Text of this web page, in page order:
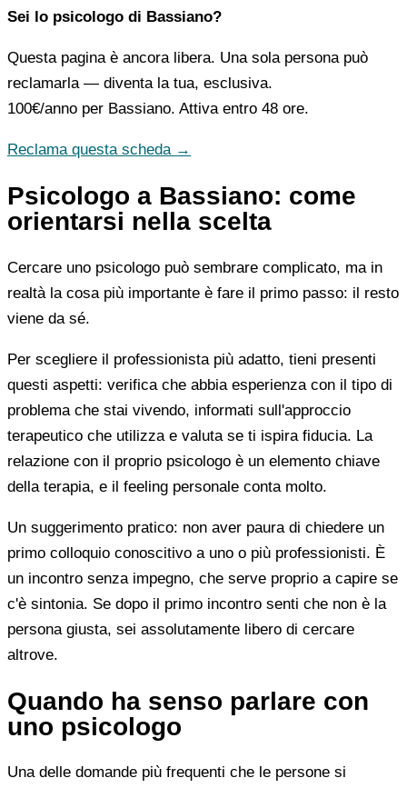
Sei lo psicologo di Bassiano?
Questa pagina è ancora libera. Una sola persona può
reclamarla — diventa la tua, esclusiva.
100€/anno per Bassiano. Attiva entro 48 ore.
Reclama questa scheda →
Psicologo a Bassiano: come
orientarsi nella scelta
Cercare uno psicologo può sembrare complicato, ma in
realtà la cosa più importante è fare il primo passo: il resto
viene da sé.
Per scegliere il professionista più adatto, tieni presenti
questi aspetti: verifica che abbia esperienza con il tipo di
problema che stai vivendo, informati sull'approccio
terapeutico che utilizza e valuta se ti ispira fiducia. La
relazione con il proprio psicologo è un elemento chiave
della terapia, e il feeling personale conta molto.
Un suggerimento pratico: non aver paura di chiedere un
primo colloquio conoscitivo a uno o più professionisti. È
un incontro senza impegno, che serve proprio a capire se
c'è sintonia. Se dopo il primo incontro senti che non è la
persona giusta, sei assolutamente libero di cercare
altrove.
Quando ha senso parlare con
uno psicologo
Una delle domande più frequenti che le persone si